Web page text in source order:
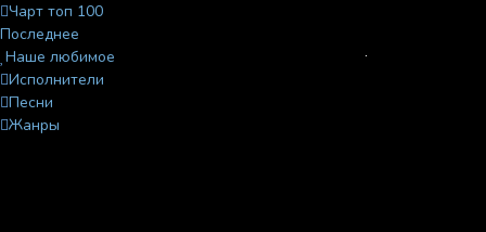
Чарт топ 100
Последнее
Наше любимое
Исполнители
Песни
Жанры